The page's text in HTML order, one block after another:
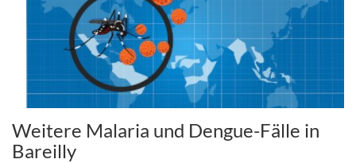
Weitere Malaria und Dengue-Fälle in
Bareilly